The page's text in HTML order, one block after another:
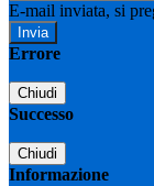
E-mail inviata, si
Errore
Chiudi
Successo
Chiudi
Informazione